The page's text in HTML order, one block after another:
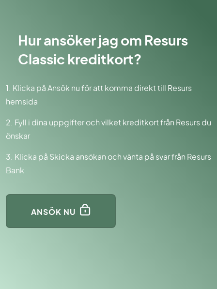
Hur ansöker jag om Resurs
Classic kreditkort?
1. Klicka på Ansök nu för att komma direkt till Resurs
hemsida
2. Fyll i dina uppgifter och vilket kreditkort från Resurs du
önskar
3. Klicka på Skicka ansökan och vänta på svar från Resurs
Bank
ANSÖK NU